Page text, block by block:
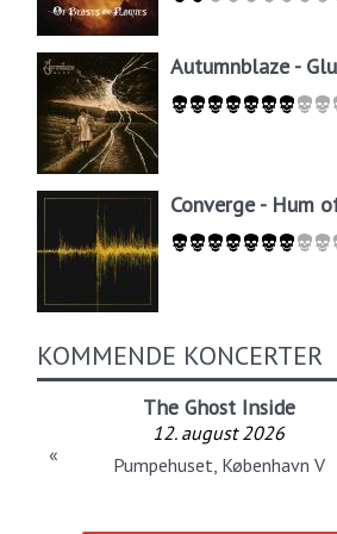
Autumnblaze -
Converge - Hum
KOMMENDE KONCERTER
The Ghost Inside
12. august 2026
Pumpehuset, København V
«